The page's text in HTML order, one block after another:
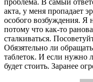
акта, у меня пропадает
особого возбуждения. Я
потому что как-то
сталкиваться.
Обязятельно ли
таблеток. И если нужно
будет стоить. Заранее